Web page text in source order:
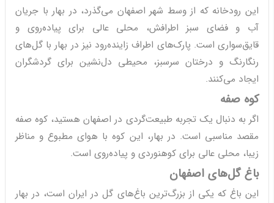
این رودخانه که از وسط شهر اصفهان می‌گذرد، در بهار با جریان
آب و فضای سبز اطرافش، محلی عالی برای پیاده‌روی و
قایق‌سواری است. پارک‌های اطراف زاینده‌رود نیز در بهار با گل‌های
رنگارنگ و درختان سرسبز، محیطی دل‌نشین برای گردشگران
ایجاد می‌کنند.
کوه صفه
اگر به دنبال یک تجربه طبیعت‌گردی در اصفهان هستید، کوه صفه
مقصد مناسبی است. در بهار، این کوه با هوای مطبوع و مناظر
زیبا، محلی عالی برای کوهنوردی و پیاده‌روی است.
باغ گل‌های اصفهان
این باغ که یکی از بزرگ‌ترین باغ‌های گل در ایران است، در بهار